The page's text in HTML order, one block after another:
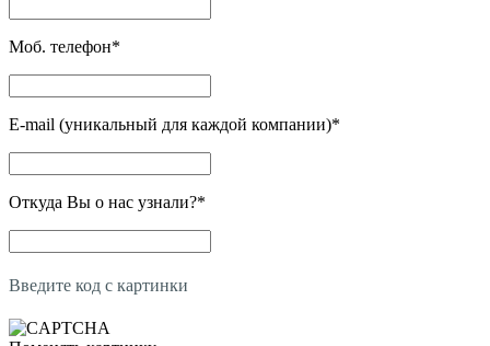
Моб. телефон*
E-mail (уникальный для каждой компании)*
Откуда Вы о нас узнали?*
Введите код с картинки